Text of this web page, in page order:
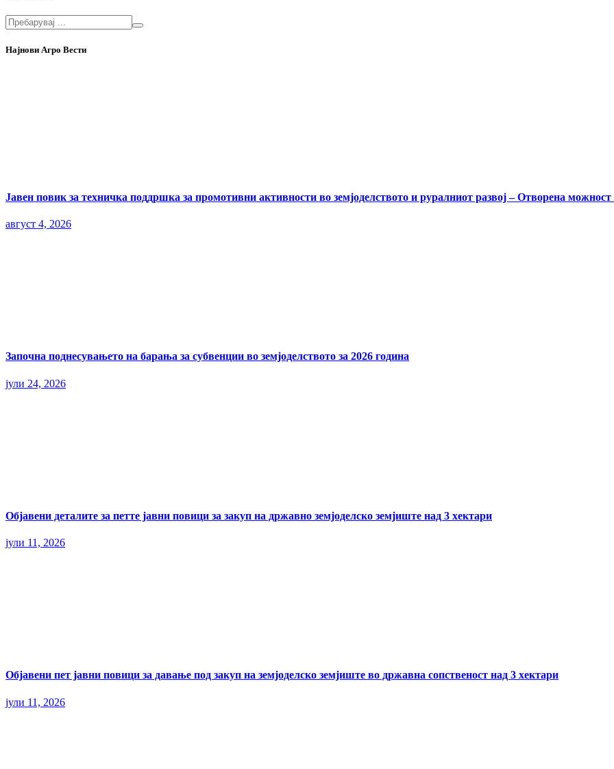
Најнови Агро Вести
Јавен повик за техничка поддршка за промотивни активности во земјоделството и руралниот развој – Отворена
август 4, 2026
Започна поднесувањето на барања за субвенции во земјоделството за 2026 година
јули 24, 2026
Објавени деталите за петте јавни повици за закуп на државно земјоделско земјиште над 3 хектари
јули 11, 2026
Објавени пет јавни повици за давање под закуп на земјоделско земјиште во државна сопственост над 3 хектари
јули 11, 2026